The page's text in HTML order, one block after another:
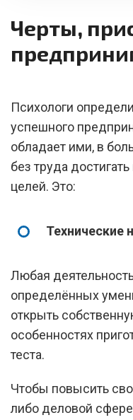
Черты,
Психологи
успешного
обладает ими, в
без труда
целей. Это:
Технические
Любая
определённых
открыть
особенностях
теста.
Чтобы повысить
либо деловой